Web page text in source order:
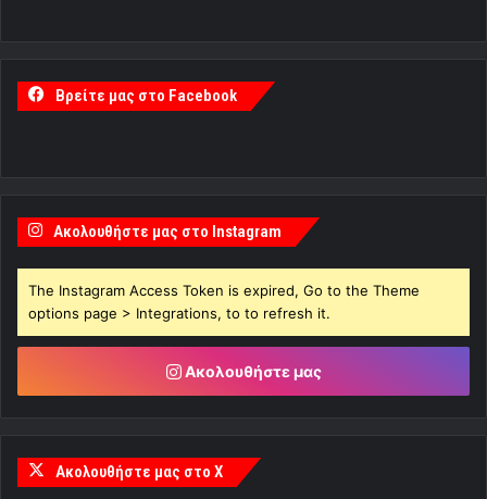
Βρείτε μας στο Facebook
Ακολουθήστε μας στο Instagram
The Instagram Access Token is expired, Go to the Theme
options page > Integrations, to to refresh it.
Ακολουθήστε μας
Ακολουθήστε μας στο X